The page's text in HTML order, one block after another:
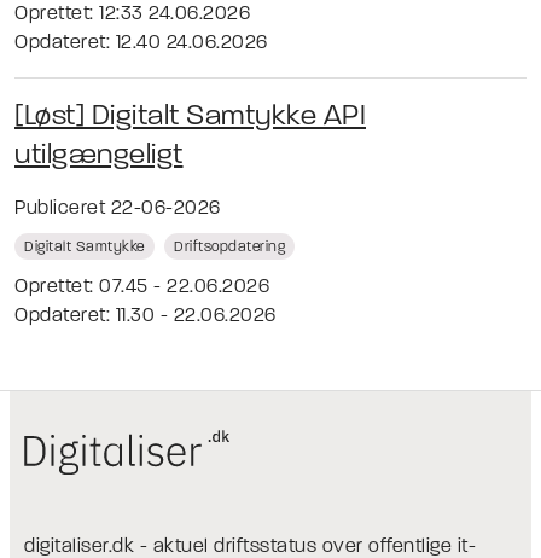
Oprettet: 12:33 24.06.2026
Opdateret: 12.40 24.06.2026
[Løst] Digitalt Samtykke API
utilgængeligt
Publiceret 22-06-2026
Digitalt Samtykke Driftsopdatering
Oprettet: 07.45 - 22.06.2026
Opdateret: 11.30 - 22.06.2026
digitaliser.dk - aktuel driftsstatus over offentlige it-